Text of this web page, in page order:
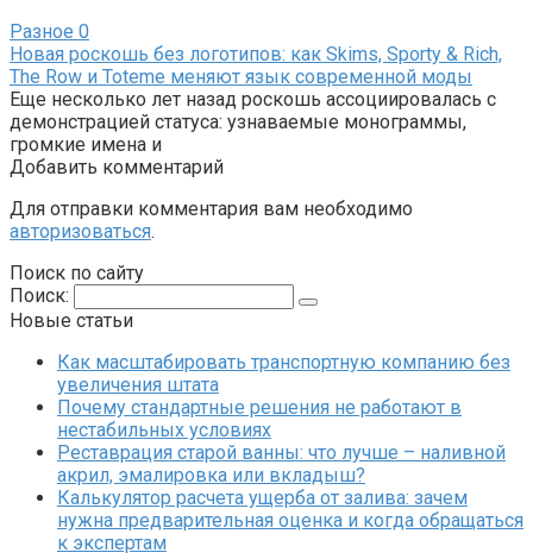
Разное 0
Новая роскошь без логотипов: как Skims, Sporty & Rich,
The Row и Toteme меняют язык современной моды
Еще несколько лет назад роскошь ассоциировалась с
демонстрацией статуса: узнаваемые монограммы,
громкие имена и
Добавить комментарий
Для отправки комментария вам необходимо
авторизоваться.
Поиск по сайту
Поиск:
Новые статьи
Как масштабировать транспортную компанию без
увеличения штата
Почему стандартные решения не работают в
нестабильных условиях
Реставрация старой ванны: что лучше – наливной
акрил, эмалировка или вкладыш?
Калькулятор расчета ущерба от залива: зачем
нужна предварительная оценка и когда обращаться
к экспертам